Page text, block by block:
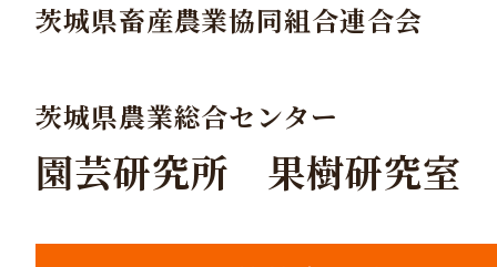
茨城県畜産農業協同組合連合会
茨城県農業総合センター
園芸研究所 果樹研究室